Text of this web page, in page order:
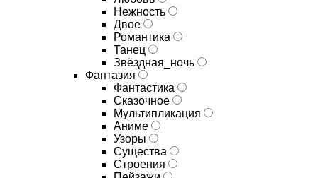
Нежность
Двое
Романтика
Танец
Звёздная_ночь
Фантазия
Фантастика
Сказочное
Мультипликация
Аниме
Узоры
Существа
Строения